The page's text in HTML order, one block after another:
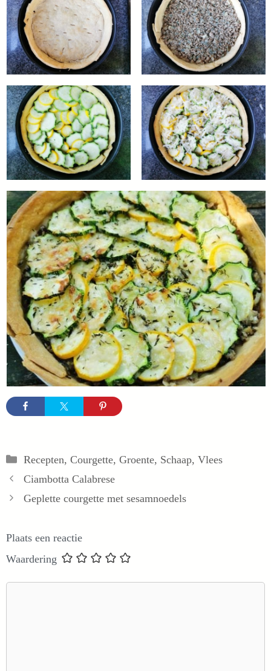
Categorieën
Recepten, Courgette, Groente, Schaap, Vlees
Ciambotta Calabrese
Geplette courgette met sesamnoedels
Plaats een reactie
Waardering